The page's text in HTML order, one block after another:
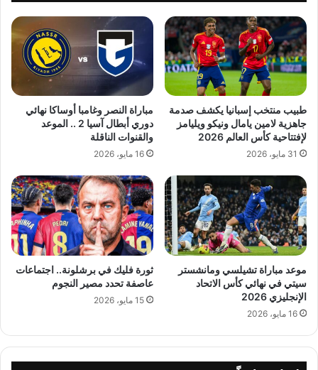
طبيب منتخب إسبانيا يكشف صدمة
جاهزية لامين يامال ونيكو ويليامز
لإفتتاحية كأس العالم 2026
31 مايو، 2026
مباراة النصر وغامبا أوساكا نهائي
دوري أبطال آسيا 2 .. الموعد
والقنوات الناقلة
16 مايو، 2026
موعد مباراة تشيلسي ومانشستر
سيتي في نهائي كأس الاتحاد
الإنجليزي 2026
16 مايو، 2026
ثورة فليك في برشلونة.. اجتماعات
عاصفة تحدد مصير النجوم
15 مايو، 2026